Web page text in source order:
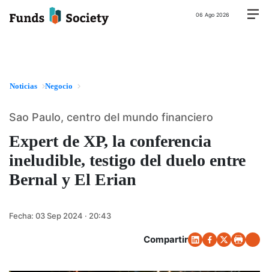
06 Ago 2026
Noticias Negocio
Expert de XP, la conferencia
ineludible, testigo del duelo entre
Bernal y El Erian
Sao Paulo, centro del mundo financiero
Fecha: 03 Sep 2024 · 20:43
Compartir